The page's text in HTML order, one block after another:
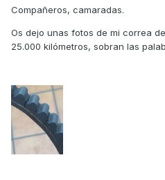
Compañeros, camaradas.
Os dejo unas fotos de mi correa
25.000 kilómetros, sobran las